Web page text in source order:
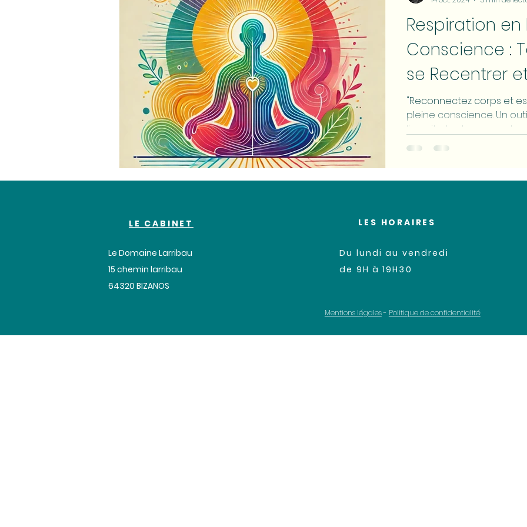
Respiration en
Conscience :
se Recentrer
Calme
"Reconnectez corps et
pleine conscience. Un
l'esprit et retrouver votre
LE CABINET
Le Domaine Larribau
​15 chemin larribau
64320 BIZANOS
LES HORAIRES
Du lundi au vendredi
de 9H à 19H30
Mentions légales- Politique de confidentialité